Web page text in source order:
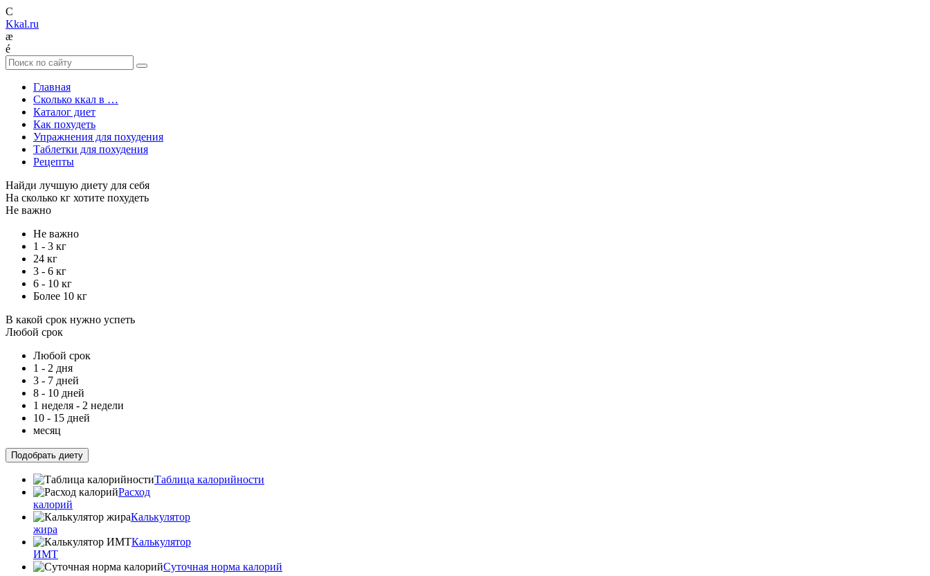
C
Kkal.ru
æ
é
Главная
Сколько ккал в …
Каталог диет
Как похудеть
Упражнения для похудения
Таблетки для похудения
Рецепты
Найди лучшую диету для себя
На сколько кг хотите похудеть
Не важно
Не важно
1 - 3 кг
24 кг
3 - 6 кг
6 - 10 кг
Более 10 кг
В какой срок нужно успеть
Любой срок
Любой срок
1 - 2 дня
3 - 7 дней
8 - 10 дней
1 неделя - 2 недели
10 - 15 дней
месяц
Подобрать диету
Таблица калорийности
Расход
калорий
Калькулятор
жира
Калькулятор
ИМТ
Суточная норма калорий